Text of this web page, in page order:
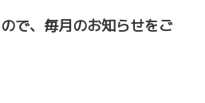
で、毎月のお知らせをご